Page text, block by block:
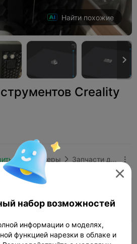
Найти похожие

Creality
3D-принтеры  Запчасти для 3D-принтеров 
больше очков

набор возможностей
информации о моделях,
функцией нарезки в облаке и